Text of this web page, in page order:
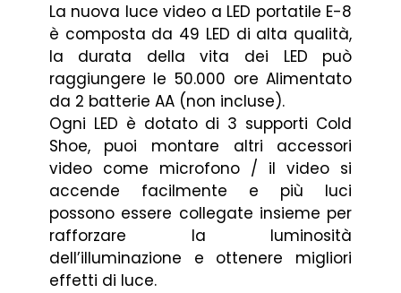
La nuova luce video a LED portatile E-8
è composta da 49 LED di alta qualità,
la durata della vita dei LED può
raggiungere le 50.000 ore Alimentato
da 2 batterie AA (non incluse).
Ogni LED è dotato di 3 supporti Cold
Shoe, puoi montare altri accessori
video come microfono / il video si
accende facilmente e più luci
possono essere collegate insieme per
rafforzare la luminosità
dell’illuminazione e ottenere migliori
effetti di luce.